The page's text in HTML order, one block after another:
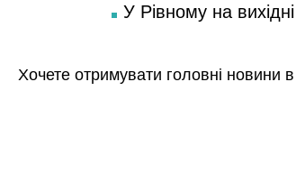
У Рівному на
Хочете отримувати головні